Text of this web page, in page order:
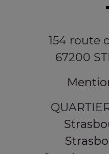
154 route
67200